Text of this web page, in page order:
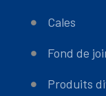
Cales
Fond de
Produits